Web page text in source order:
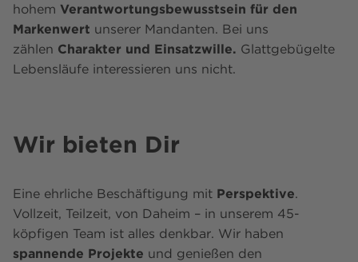
hohem Verantwortungsbewusstsein für den
Markenwert unserer Mandanten. Bei uns
zählen Charakter und Einsatzwille. Glattgebügelte
Lebensläufe interessieren uns nicht.
Wir bieten Dir
Eine ehrliche Beschäftigung mit Perspektive.
Vollzeit, Teilzeit, von Daheim – in unserem 45-
köpfigen Team ist alles denkbar. Wir haben
spannende Projekte und genießen den